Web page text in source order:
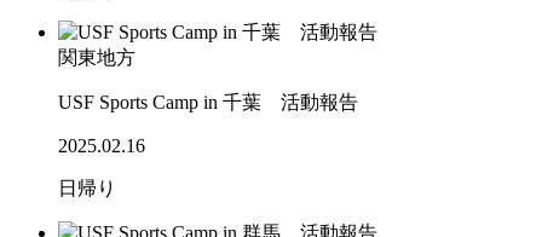
関東地方
USF Sports Camp in 千葉 活動報告
2025.02.16
日帰り